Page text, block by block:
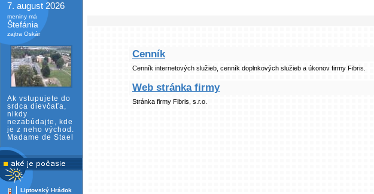
7. august 2026
meniny má
Štefánia
zajtra Oskár
Ak vstupujete do
srdca dievčaťa,
nikdy
nezabúdajte, kde
je z neho východ.
Madame de Stael
Liptovský Hrádok
Cenník
Cenník internetových služieb, cenník doplnkových služieb a úkonov firmy Fibris.
Web stránka firmy
Stránka firmy Fibris, s.r.o.